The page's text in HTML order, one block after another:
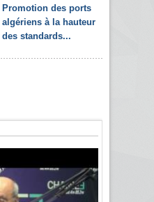
Promotion des ports
algériens à la hauteur
des standards...